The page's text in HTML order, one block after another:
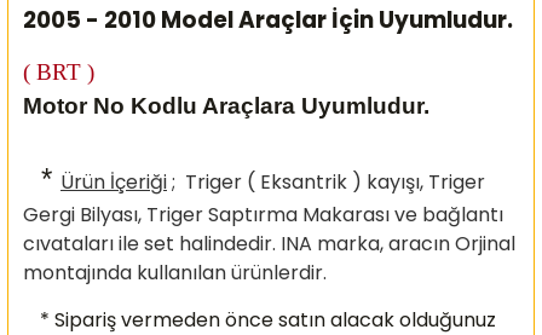
2005 - 2010 Model Araçlar İçin Uyumludur.
( BRT )
Motor No Kodlu Araçlara Uyumludur.
* Ürün İçeriği; Triger ( Eksantrik ) kayışı, Triger
Gergi Bilyası, Triger Saptırma Makarası ve bağlantı
cıvataları ile set halindedir. INA marka, aracın Orjinal
montajında kullanılan ürünlerdir.
* Sipariş vermeden önce satın alacak olduğunuz